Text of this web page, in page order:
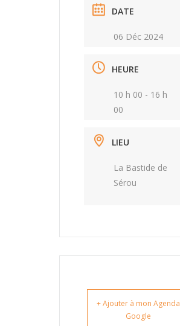
DATE
06 Déc 2024
HEURE
10 h 00 - 16 h
00
LIEU
La Bastide de
Sérou
+ Ajouter à mon Agenda
Google